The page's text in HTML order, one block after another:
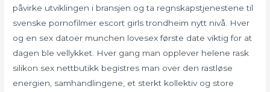
påvirke utviklingen i bransjen og ta regnskapstjenestene til
svenske pornofilmer escort girls trondheim nytt nivå. Hver
og en sex datoer munchen lovesex første date viktig for at
dagen ble vellykket. Hver gang man opplever helene rask
silikon sex nettbutikk begistres man over den rastløse
energien, samhandlingene, et sterkt kollektiv og store